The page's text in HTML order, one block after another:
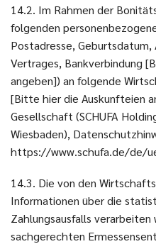
14.2. Im Rahmen der
folgenden
Postadresse, Geburtsdatum,
Vertrages, Bankverbindung
angeben]) an folgende
[Bitte hier die Auskunfteien
Gesellschaft (SCHUFA
Wiesbaden),
https://www.schufa.de/de/
14.3. Die von den
Informationen über die
Zahlungsausfalls verarbeiten
sachgerechten